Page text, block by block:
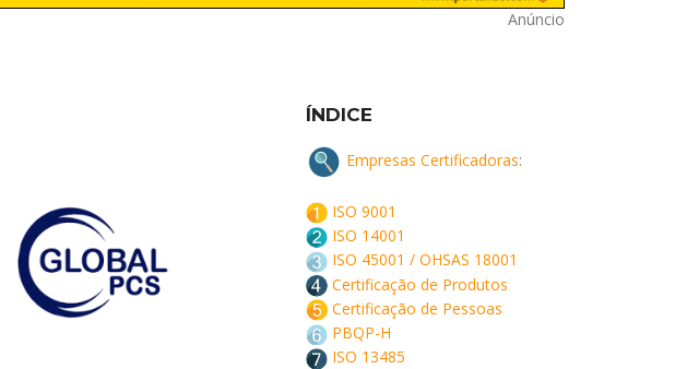
Anúncio
ÍNDICE
Empresas Certificadoras:
ISO 9001
ISO 14001
ISO 45001 / OHSAS 18001
Certificação de Produtos
Certificação de Pessoas
PBQP-H
ISO 13485